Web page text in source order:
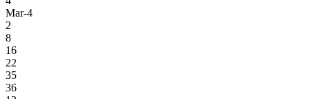
Mar-4
2
8
16
22
35
36